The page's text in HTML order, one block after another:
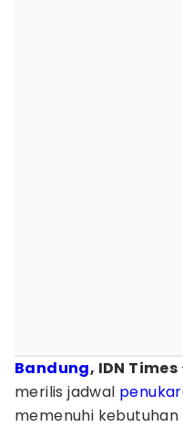
Bandung, IDN Times
merilis jadwal
memenuhi